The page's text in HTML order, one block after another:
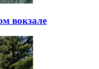
вокзале